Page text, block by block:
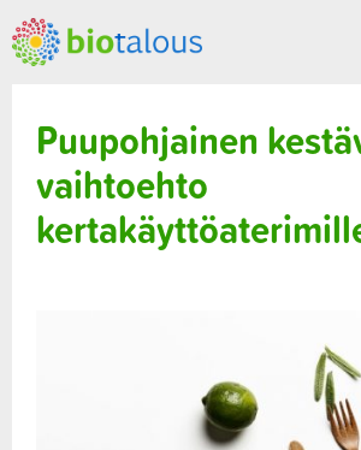
Puupohjainen
vaihtoehto